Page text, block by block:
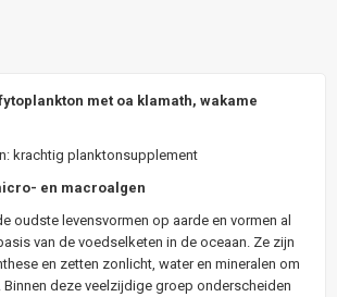
met oa klamath, wakame
krachtig planktonsupplement
en macroalgen
oudste levensvormen op aarde en vormen al
van de voedselketen in de oceaan. Ze zijn
en zetten zonlicht, water en mineralen om
deze veelzijdige groep onderscheiden